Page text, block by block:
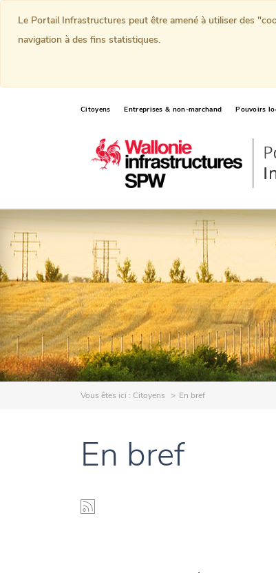
Citoyens Entreprises & non-marchand Pouvoirs
Vous êtes ici : Citoyens En bref
En bref
Le Portail Infrastructures peut être amené à utiliser des
navigation à des fins statistiques.